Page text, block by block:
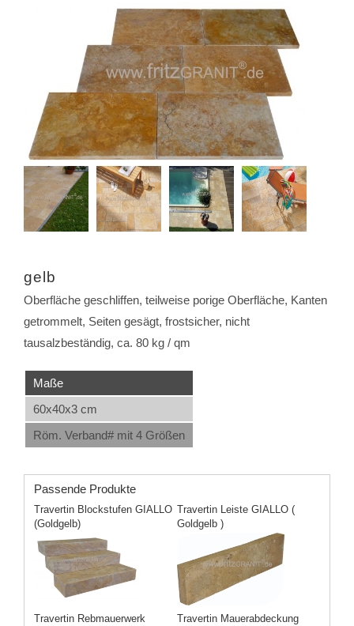
gelb
Oberfläche geschliffen, teilweise porige Oberfläche, Kanten
getrommelt, Seiten gesägt, frostsicher, nicht
tausalzbeständig, ca. 80 kg / qm
Maße
60x40x3 cm
Röm. Verband# mit 4 Größen
Passende Produkte
Travertin Blockstufen GIALLO
(Goldgelb)
Travertin Leiste GIALLO (
Goldgelb )
Travertin Rebmauerwerk
Travertin Mauerabdeckung